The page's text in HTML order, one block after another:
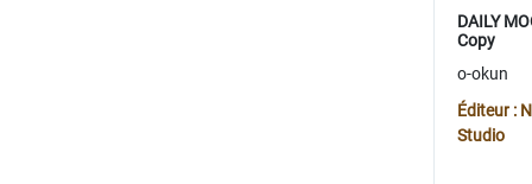
DAILY
Copy
o-okun
Éditeur :
Studio